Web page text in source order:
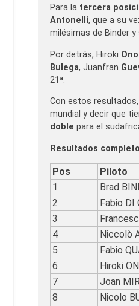
Para la tercera
Antonelli, que a su
milésimas de Binder
Por detrás, Hiroki Ono
Bulega, Juanfran
21ª.
Con estos resultados,
mundial y decir que
doble para el
Resultados
Pos
Piloto
1
Brad
2
Fabio DI
3
4
Niccolò
5
Fabio
6
Hiroki
7
Joan
8
Nicolo